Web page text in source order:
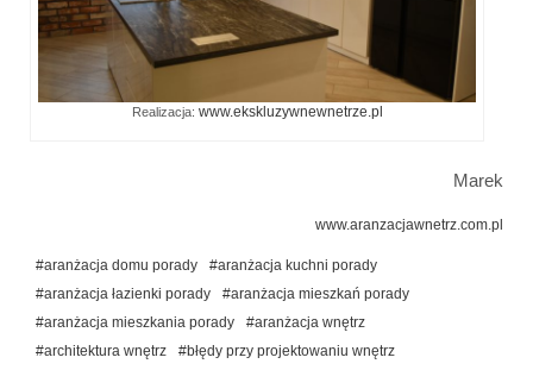
Realizacja: www.ekskluzywnewnetrze.pl
Marek
www.aranzacjawnetrz.com.pl
#aranżacja domu porady
#aranżacja kuchni porady
#aranżacja łazienki porady
#aranżacja mieszkań porady
#aranżacja mieszkania porady
#aranżacja wnętrz
#architektura wnętrz
#błędy przy projektowaniu wnętrz